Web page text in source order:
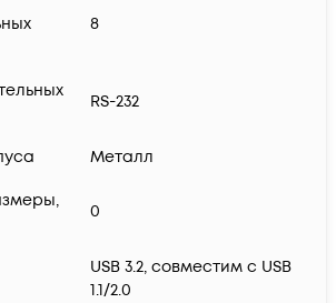
8
RS-232
Металл
0
USB 3.2, совместим с USB
1.1/2.0